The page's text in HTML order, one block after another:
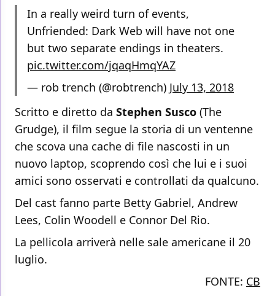
In a really weird turn of events,
Unfriended: Dark Web will have not one
but two separate endings in theaters.
pic.twitter.com/jqaqHmqYAZ
— rob trench (@robtrench) July 13, 2018
Scritto e diretto da Stephen Susco (The
Grudge), il film segue la storia di un ventenne
che scova una cache di file nascosti in un
nuovo laptop, scoprendo così che lui e i suoi
amici sono osservati e controllati da qualcuno.
Del cast fanno parte Betty Gabriel, Andrew
Lees, Colin Woodell e Connor Del Rio.
La pellicola arriverà nelle sale americane il 20
luglio.
FONTE: CB